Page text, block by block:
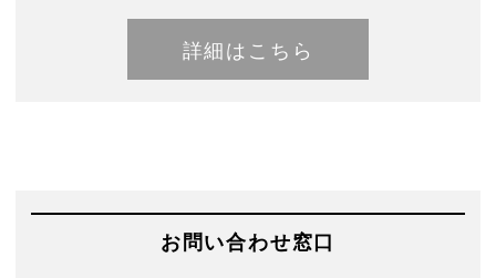
詳細はこちら
お問い合わせ窓口